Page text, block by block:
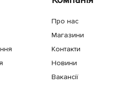
Про нас
Магазини
Контакти
Новини
Вакансії